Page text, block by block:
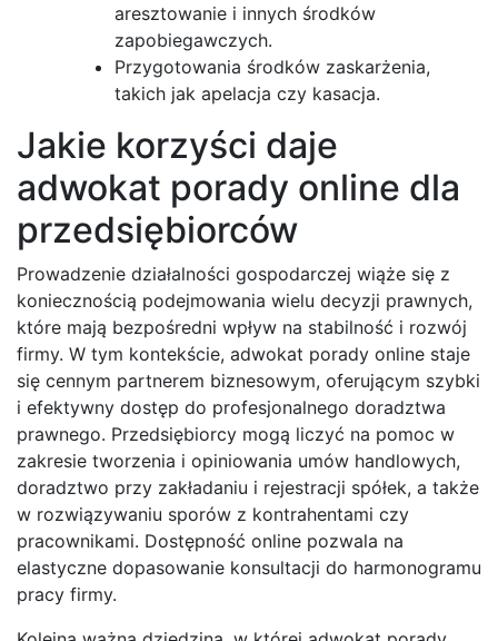
aresztowanie i innych środków
zapobiegawczych.
Przygotowania środków zaskarżenia,
takich jak apelacja czy kasacja.
Jakie korzyści daje
adwokat porady online dla
przedsiębiorców
Prowadzenie działalności gospodarczej wiąże się z
koniecznością podejmowania wielu decyzji prawnych,
które mają bezpośredni wpływ na stabilność i rozwój
firmy. W tym kontekście, adwokat porady online staje
się cennym partnerem biznesowym, oferującym szybki
i efektywny dostęp do profesjonalnego doradztwa
prawnego. Przedsiębiorcy mogą liczyć na pomoc w
zakresie tworzenia i opiniowania umów handlowych,
doradztwo przy zakładaniu i rejestracji spółek, a także
w rozwiązywaniu sporów z kontrahentami czy
pracownikami. Dostępność online pozwala na
elastyczne dopasowanie konsultacji do harmonogramu
pracy firmy.